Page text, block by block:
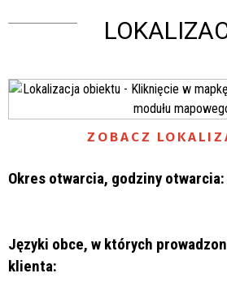
ZOBACZ
Okres otwarcia, godziny otwarcia:
Języki obce, w których
klienta: